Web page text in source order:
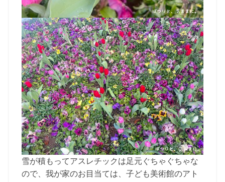
雪が積もってアスレチックは足元ぐちゃぐちゃな
ので、我が家のお目当ては、子ども美術館のアト